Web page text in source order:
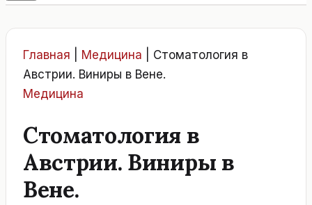
Главная Медицина
Стоматология в
Австрии. Виниры в Вене.
Медицина
Стоматология в
Австрии. Виниры в
Вене.